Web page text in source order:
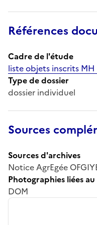
Références
Cadre de l'étude
liste objets inscrits MH
Type de dossier
dossier individuel
Sources
Sources d'archives
Notice AgrEgée
Photographies liées
DOM